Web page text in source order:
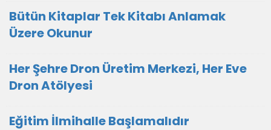
Bütün Kitaplar Tek Kitabı Anlamak
Üzere Okunur
Her Şehre Dron Üretim Merkezi, Her Eve
Dron Atölyesi
Eğitim İlmihalle Başlamalıdır